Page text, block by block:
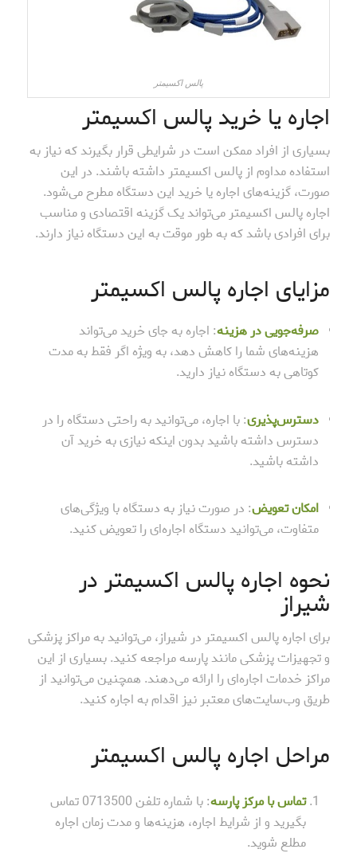
پالس اکسیمتر
اجاره یا خرید پالس اکسیمتر
بسیاری از افراد ممکن است در شرایطی قرار بگیرند که نیاز به
استفاده مداوم از پالس اکسیمتر داشته باشند. در این
صورت، گزینه‌های اجاره یا خرید این دستگاه مطرح می‌شود.
اجاره پالس اکسیمتر می‌تواند یک گزینه اقتصادی و مناسب
برای افرادی باشد که به طور موقت به این دستگاه نیاز دارند.
مزایای اجاره پالس اکسیمتر
صرفه‌جویی در هزینه: اجاره به جای خرید می‌تواند
هزینه‌های شما را کاهش دهد، به ویژه اگر فقط به مدت
کوتاهی به دستگاه نیاز دارید.
دسترس‌پذیری: با اجاره، می‌توانید به راحتی دستگاه را در
دسترس داشته باشید بدون اینکه نیازی به خرید آن
داشته باشید.
امکان تعویض: در صورت نیاز به دستگاه با ویژگی‌های
متفاوت، می‌توانید دستگاه اجاره‌ای را تعویض کنید.
نحوه اجاره پالس اکسیمتر در
شیراز
برای اجاره پالس اکسیمتر در شیراز، می‌توانید به مراکز پزشکی
و تجهیزات پزشکی مانند پارسه مراجعه کنید. بسیاری از این
مراکز خدمات اجاره‌ای را ارائه می‌دهند. همچنین می‌توانید از
طریق وب‌سایت‌های معتبر نیز اقدام به اجاره کنید.
مراحل اجاره پالس اکسیمتر
تماس با مرکز پارسه
: با شماره تلفن 0713500 تماس
بگیرید و از شرایط اجاره، هزینه‌ها و مدت زمان اجاره
مطلع شوید.